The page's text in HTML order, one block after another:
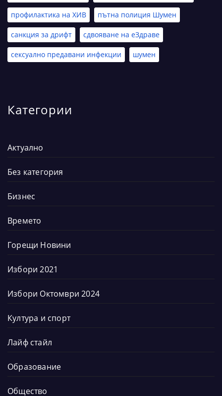
профилактика на ХИВ пътна полиция Шумен
санкция за дрифт сдвояване на еЗдраве
сексуално предавани инфекции шумен
Категории
Актуално
Без категория
Бизнес
Времето
Горещи Новини
Избори 2021
Избори Октомври 2024
Култура и спорт
Лайф стайл
Образование
Общество